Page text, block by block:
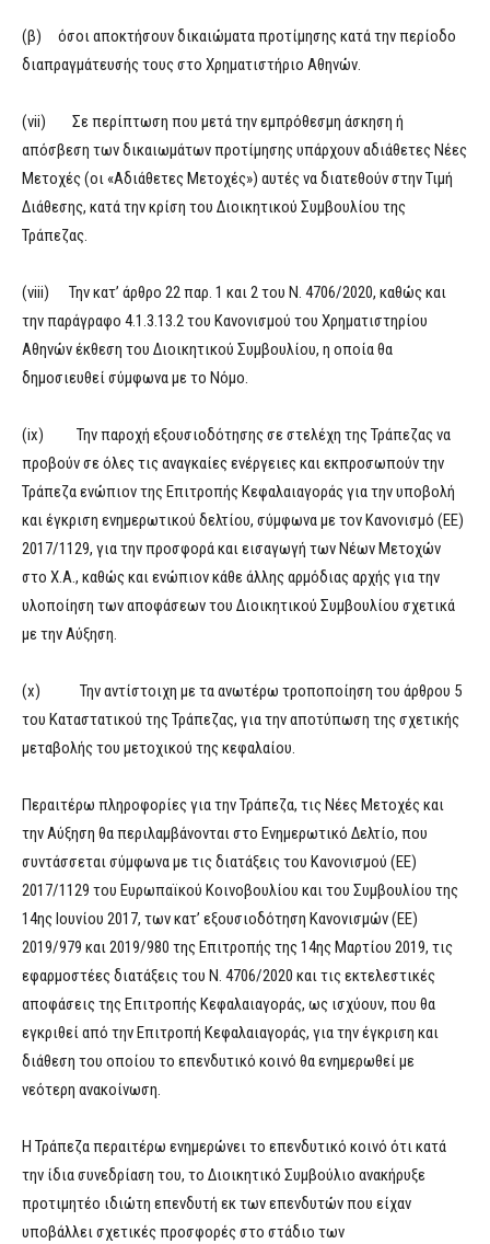
(β) όσοι αποκτήσουν δικαιώματα προτίμησης κατά την περίοδο
διαπραγμάτευσής τους στο Χρηματιστήριο Αθηνών.
(vii) Σε περίπτωση που μετά την εμπρόθεσμη άσκηση ή
απόσβεση των δικαιωμάτων προτίμησης υπάρχουν αδιάθετες Νέες
Μετοχές (οι «Αδιάθετες Μετοχές») αυτές να διατεθούν στην Τιμή
Διάθεσης, κατά την κρίση του Διοικητικού Συμβουλίου της
Τράπεζας.
(viii) Την κατ’ άρθρο 22 παρ. 1 και 2 του Ν. 4706/2020, καθώς και
την παράγραφο 4.1.3.13.2 του Κανονισμού του Χρηματιστηρίου
Αθηνών έκθεση του Διοικητικού Συμβουλίου, η οποία θα
δημοσιευθεί σύμφωνα με το Νόμο.
(ix) Την παροχή εξουσιοδότησης σε στελέχη της Τράπεζας να
προβούν σε όλες τις αναγκαίες ενέργειες και εκπροσωπούν την
Τράπεζα ενώπιον της Επιτροπής Κεφαλαιαγοράς για την υποβολή
και έγκριση ενημερωτικού δελτίου, σύμφωνα με τον Κανονισμό (ΕΕ)
2017/1129, για την προσφορά και εισαγωγή των Νέων Μετοχών
στο Χ.Α., καθώς και ενώπιον κάθε άλλης αρμόδιας αρχής για την
υλοποίηση των αποφάσεων του Διοικητικού Συμβουλίου σχετικά
με την Αύξηση.
(x) Την αντίστοιχη με τα ανωτέρω τροποποίηση του άρθρου 5
του Καταστατικού της Τράπεζας, για την αποτύπωση της σχετικής
μεταβολής του μετοχικού της κεφαλαίου.
Περαιτέρω πληροφορίες για την Τράπεζα, τις Νέες Μετοχές και
την Αύξηση θα περιλαμβάνονται στο Ενημερωτικό Δελτίο, που
συντάσσεται σύμφωνα με τις διατάξεις του Κανονισμού (ΕΕ)
2017/1129 του Ευρωπαϊκού Κοινοβουλίου και του Συμβουλίου της
14ης Ιουνίου 2017, των κατ’ εξουσιοδότηση Κανονισμών (ΕΕ)
2019/979 και 2019/980 της Επιτροπής της 14ης Μαρτίου 2019, τις
εφαρμοστέες διατάξεις του Ν. 4706/2020 και τις εκτελεστικές
αποφάσεις της Επιτροπής Κεφαλαιαγοράς, ως ισχύουν, που θα
εγκριθεί από την Επιτροπή Κεφαλαιαγοράς, για την έγκριση και
διάθεση του οποίου το επενδυτικό κοινό θα ενημερωθεί με
νεότερη ανακοίνωση.
Η Τράπεζα περαιτέρω ενημερώνει το επενδυτικό κοινό ότι κατά
την ίδια συνεδρίαση του, το Διοικητικό Συμβούλιο ανακήρυξε
προτιμητέο ιδιώτη επενδυτή εκ των επενδυτών που είχαν
υποβάλλει σχετικές προσφορές στο στάδιο των